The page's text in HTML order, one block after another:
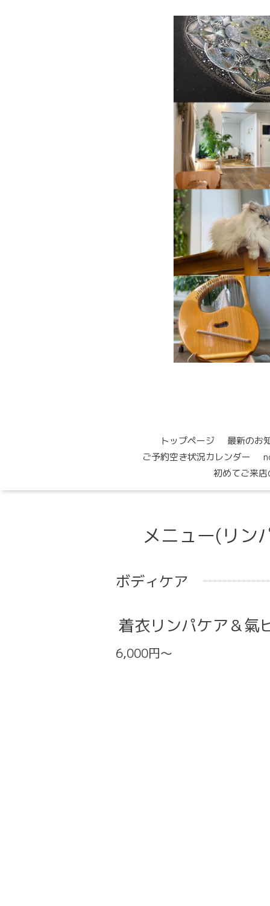
トップページ 最新のお
ご予約空き状況カレンダー
初めてご来
メニュー(リン
ボディケア
着衣リンパケア＆氣
6,000円～